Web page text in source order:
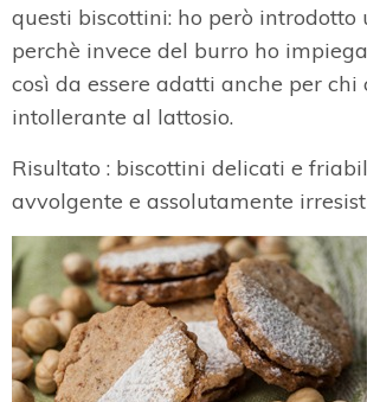
questi biscottini: ho però introdotto
perchè invece del burro ho
così da essere adatti anche per chi
intollerante al lattosio.
Risultato : biscottini delicati e
avvolgente e assolutamente